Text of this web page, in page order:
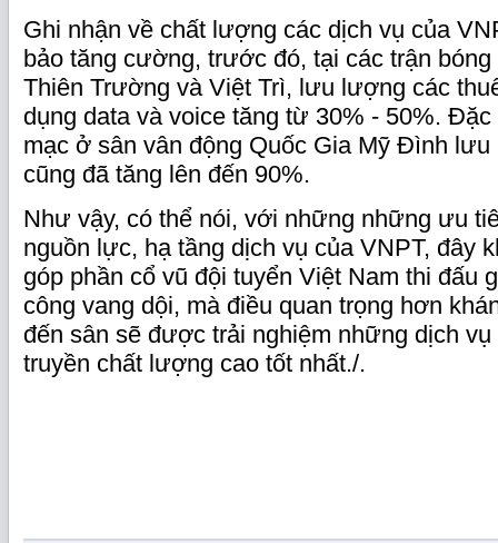
Ghi nhận về chất lượng các dịch vụ của
bảo tăng cường, trước đó, tại các trận
Thiên Trường và Việt Trì, lưu lượng các
dụng data và voice tăng từ 30% - 50%.
mạc ở sân vân động Quốc Gia Mỹ Đình
cũng đã tăng lên đến 90%.
Như vậy, có thể nói, với những những ưu
nguồn lực, hạ tầng dịch vụ của VNPT, đây
góp phần cổ vũ đội tuyển Việt Nam thi đấu
công vang dội, mà điều quan trọng hơn
đến sân sẽ được trải nghiệm những dịch
truyền chất lượng cao tốt nhất./.